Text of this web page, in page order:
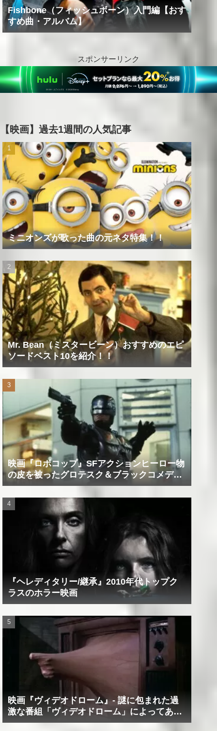
Fishbone（フィッシュボーン）入門編【おす
すめ曲・アルバム】
スポンサーリンク
【映画】過去1週間の人気記事
ミニオンズが歌った曲の元ネタ特集！！
Mr. Bean（ミスタービーン）おすすめのエピ
ソードベスト10を紹介！！
映画『ロボコップ』SFアクションヒーロー物
の皮を被ったグロテスク＆ブラックコメデ
ィ！？
『ヘレディタリー/継承』2010年代トップク
ラスのホラー映画
映画『ヴィデオドローム』‐ 謎に包まれた過
激な番組「ヴィデオドローム」によってあな
たの精神は蝕まれる！